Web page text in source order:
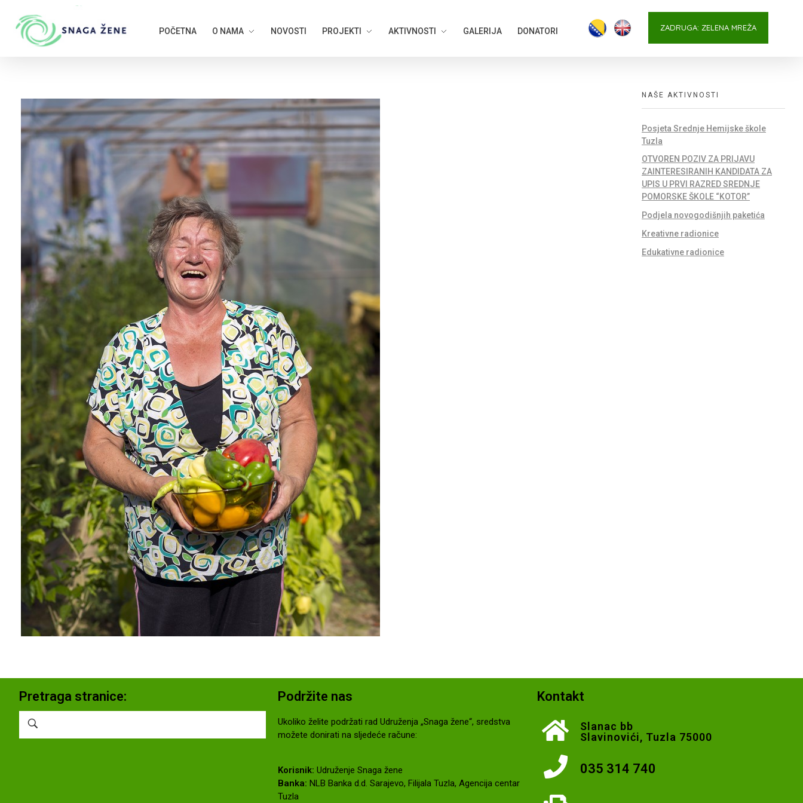
POČETNA O NAMA NOVOSTI PROJEKTI AKTIVNOSTI GALERIJA DONATORI ZADRUGA: ZELENA MREŽA
NAŠE AKTIVNOSTI
Posjeta Srednje Hemijske škole
Tuzla
OTVOREN POZIV ZA PRIJAVU
ZAINTERESIRANIH KANDIDATA ZA
UPIS U PRVI RAZRED SREDNJE
POMORSKE ŠKOLE “KOTOR”
Podjela novogodišnjih paketića
Kreativne radionice
Edukativne radionice
Pretraga stranice: Podržite nas
Ukoliko želite podržati rad Udruženja „Snaga žene“, sredstva
možete donirati na sljedeće račune:
Korisnik: Udruženje Snaga žene
Banka: NLB Banka d.d. Sarajevo, Filijala Tuzla, Agencija centar
Tuzla
Kontakt
Slanac bb
Slavinovići, Tuzla 75000
035 314 740